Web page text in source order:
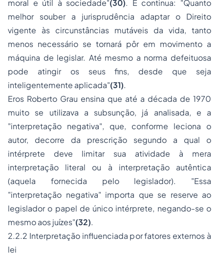
moral e útil à sociedade"(30). E continua: "Quanto
melhor souber a jurisprudência adaptar o Direito
vigente às circunstâncias mutáveis da vida, tanto
menos necessário se tornará pôr em movimento a
máquina de legislar. Até mesmo a norma defeituosa
pode atingir os seus fins, desde que seja
inteligentemente aplicada"(31).
Eros Roberto Grau ensina que até a década de 1970
muito se utilizava a subsunção, já analisada, e a
"interpretação negativa", que, conforme leciona o
autor, decorre da prescrição segundo a qual o
intérprete deve limitar sua atividade à mera
interpretação literal ou à interpretação autêntica
(aquela fornecida pelo legislador). "Essa
"interpretação negativa" importa que se reserve ao
legislador o papel de único intérprete, negando-se o
mesmo aos juízes"(32).
2.2.2 Interpretação influenciada por fatores externos à
lei